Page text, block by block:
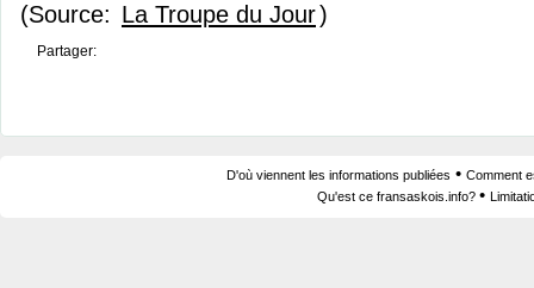
(Source: La Troupe du Jour)
Partager:
D'où viennent les informations publiées • Comment
Qu'est ce fransaskois.info? •